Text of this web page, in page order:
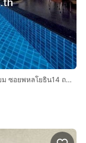
คอนโดมิเนียม 103.37 ตร.ม. พหล เมทโทร คอนโดมิเนียม ซอยพหลโยธิน14 ถนนพหลโยธิน14 ถนนสุทธิสารวินิจฉัย เขตพญาไท กรุงเทพมหานคร